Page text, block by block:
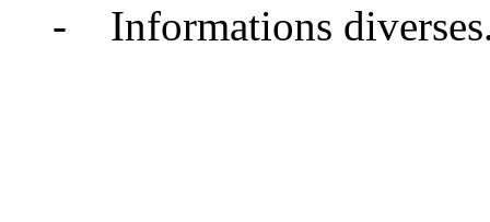
- Informations